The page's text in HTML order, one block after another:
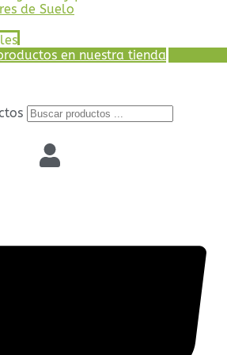
de Suelo
en nuestra tienda